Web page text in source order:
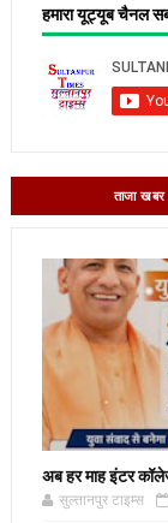
हमारा यूट्यूब चैनल
ताजा खबर
अब हर माह इंटर
सुल्तानपुर टाइम्स